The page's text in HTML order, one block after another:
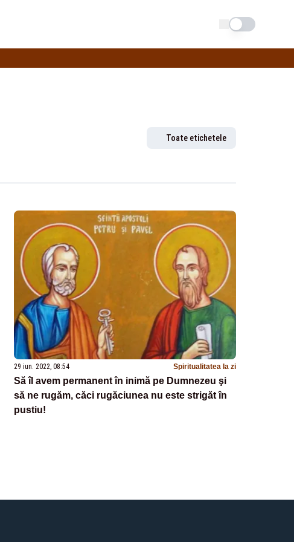
Schimba tema
Toate etichetele
29 iun. 2022, 08:54 Spiritualitatea la zi
Să îl avem permanent în inimă pe Dumnezeu şi
să ne rugăm, căci rugăciunea nu este strigăt în
pustiu!